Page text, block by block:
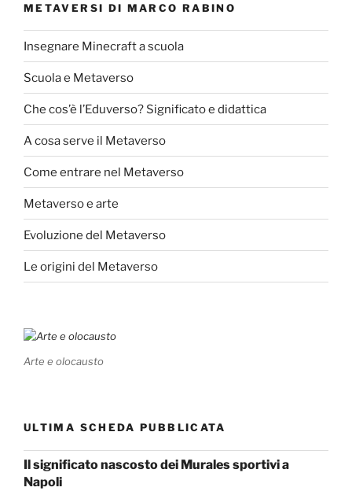
METAVERSI DI MARCO RABINO
Insegnare Minecraft a scuola
Scuola e Metaverso
Che cos’è l’Eduverso? Significato e didattica
A cosa serve il Metaverso
Come entrare nel Metaverso
Metaverso e arte
Evoluzione del Metaverso
Le origini del Metaverso
Arte e olocausto
ULTIMA SCHEDA PUBBLICATA
Il significato nascosto dei Murales sportivi a
Napoli